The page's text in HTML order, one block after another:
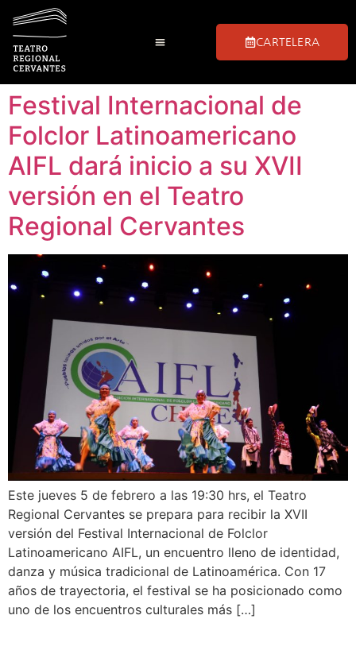
CARTELERA
Festival Internacional de
Folclor Latinoamericano
AIFL dará inicio a su XVII
versión en el Teatro
Regional Cervantes
Este jueves 5 de febrero a las 19:30 hrs, el Teatro
Regional Cervantes se prepara para recibir la XVII
versión del Festival Internacional de Folclor
Latinoamericano AIFL, un encuentro lleno de identidad,
danza y música tradicional de Latinoamérica. Con 17
años de trayectoria, el festival se ha posicionado como
uno de los encuentros culturales más […]